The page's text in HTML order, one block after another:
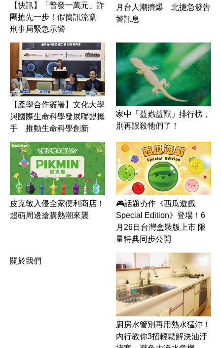
【快訊】「普發一萬元」詐
團搶先一步！假簡訊流竄
刑事局緊急示警
月台人潮擠爆 北捷急發告
警訊息
【產學合作簽署】文化大學
與國際生命科學發展聯盟攜
手 推動生命科學創新
家中「益蟲益獸」排行榜，
別再誤殺牠們了！
皮克敏入侵全家便利商店！
超萌周邊搶購熱潮來襲
🎮話題夯作《西瓜遊戲
Special Edition》登場！6
月26日台灣盒裝版上市 限
量特典同步公開
關於我們
廚房水管別再用熱水猛沖！
內行教你3招輕鬆解決油汙